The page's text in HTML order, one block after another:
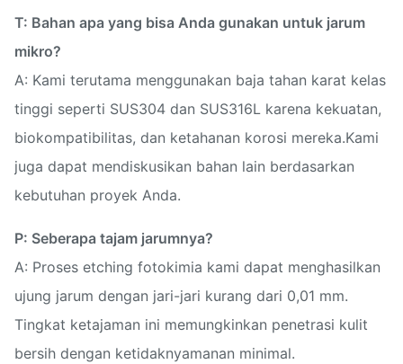
T: Bahan apa yang bisa Anda gunakan untuk jarum
mikro?
A: Kami terutama menggunakan baja tahan karat kelas
tinggi seperti SUS304 dan SUS316L karena kekuatan,
biokompatibilitas, dan ketahanan korosi mereka.Kami
juga dapat mendiskusikan bahan lain berdasarkan
kebutuhan proyek Anda.
P: Seberapa tajam jarumnya?
A: Proses etching fotokimia kami dapat menghasilkan
ujung jarum dengan jari-jari kurang dari 0,01 mm.
Tingkat ketajaman ini memungkinkan penetrasi kulit
bersih dengan ketidaknyamanan minimal.